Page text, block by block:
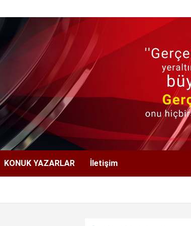
KONUK YAZARLAR İletişim